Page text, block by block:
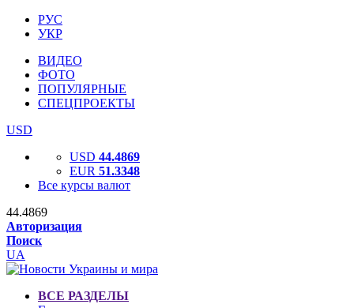
РУС
УКР
ВИДЕО
ФОТО
ПОПУЛЯРНЫЕ
СПЕЦПРОЕКТЫ
USD
USD 44.4869
EUR 51.3348
Все курсы валют
44.4869
Авторизация
Поиск
UA
ВСЕ РАЗДЕЛЫ